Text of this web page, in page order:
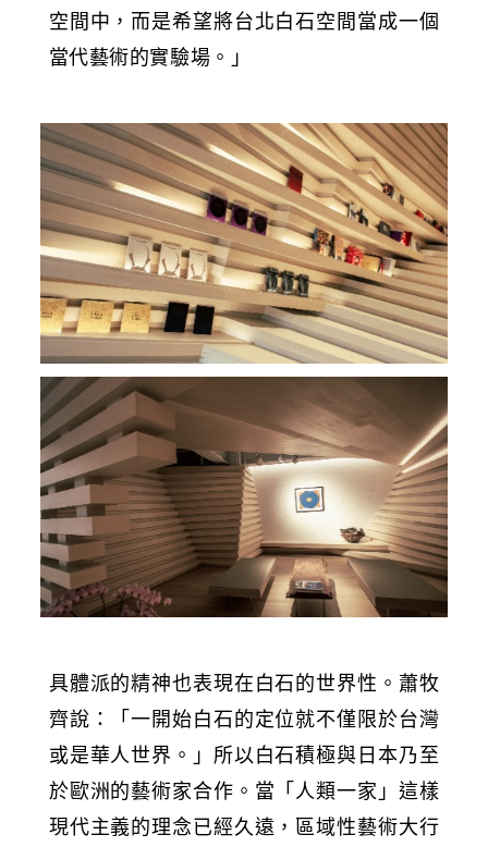
空間中，而是希望將台北白石空間當成一個
當代藝術的實驗場。」
具體派的精神也表現在白石的世界性。蕭牧
齊說：「一開始白石的定位就不僅限於台灣
或是華人世界。」所以白石積極與日本乃至
於歐洲的藝術家合作。當「人類一家」這樣
現代主義的理念已經久遠，區域性藝術大行